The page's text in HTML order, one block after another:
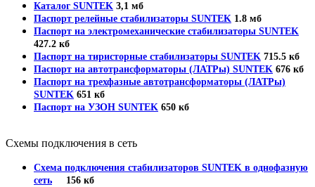
Каталог SUNTEK 3,1 мб
Паспорт релейные стабилизаторы SUNTEK 1.8 мб
Паспорт на электромеханические стабилизаторы SUNTEK
427.2 кб
Паспорт на тиристорные стабилизаторы SUNTEK 715.5 кб
Паспорт на автотрансформаторы (ЛАТРы) SUNTEK 676 кб
Паспорт на трехфазные автотрансформаторы (ЛАТРы)
SUNTEK 651 кб
Паспорт на УЗОН SUNTEK 650 кб
Схемы подключения в сеть
Схема подключения стабилизаторов SUNTEK в однофазную
сеть 156 кб